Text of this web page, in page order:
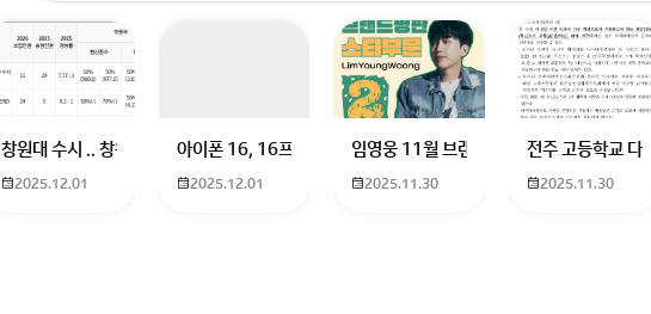
회원가입 혹은 광고 [X]를 누르면 내용이 보입니다
창원대 수시 .. 창원대를 목표로 하고 있는 09년생입니다 지금 제 내신이 5등급제 기준으로
2025.12.01
아이폰 16, 16프로 케이스 호환 가능한가요? 16을 쓰고 있는데 일반
2025.12.01
임영웅 11월 브랜드평판 순위 알고싶어요
2025.11.30
전주 고등학교 다
2025.11.30